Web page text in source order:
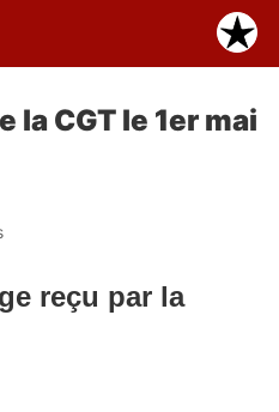
la CGT le 1er mai
reçu par la